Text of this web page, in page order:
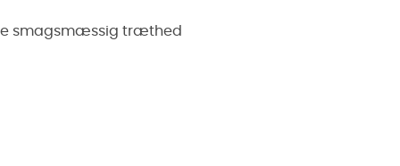
smagsmæssig træthed